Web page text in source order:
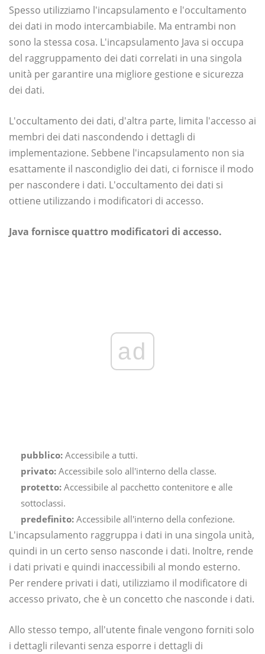
Spesso utilizziamo l'incapsulamento e l'occultamento
dei dati in modo intercambiabile. Ma entrambi non
sono la stessa cosa. L'incapsulamento Java si occupa
del raggruppamento dei dati correlati in una singola
unità per garantire una migliore gestione e sicurezza
dei dati.
L'occultamento dei dati, d'altra parte, limita l'accesso ai
membri dei dati nascondendo i dettagli di
implementazione. Sebbene l'incapsulamento non sia
esattamente il nascondiglio dei dati, ci fornisce il modo
per nascondere i dati. L'occultamento dei dati si
ottiene utilizzando i modificatori di accesso.
Java fornisce quattro modificatori di accesso.
ad
pubblico: Accessibile a tutti.
privato: Accessibile solo all'interno della classe.
protetto: Accessibile al pacchetto contenitore e alle
sottoclassi.
predefinito: Accessibile all'interno della confezione.
L'incapsulamento raggruppa i dati in una singola unità,
quindi in un certo senso nasconde i dati. Inoltre, rende
i dati privati ​​e quindi inaccessibili al mondo esterno.
Per rendere privati ​​i dati, utilizziamo il modificatore di
accesso privato, che è un concetto che nasconde i dati.
Allo stesso tempo, all'utente finale vengono forniti solo
i dettagli rilevanti senza esporre i dettagli di